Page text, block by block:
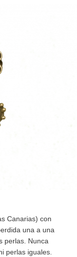
Canarias) con
una a una
perlas. Nunca
perlas iguales.